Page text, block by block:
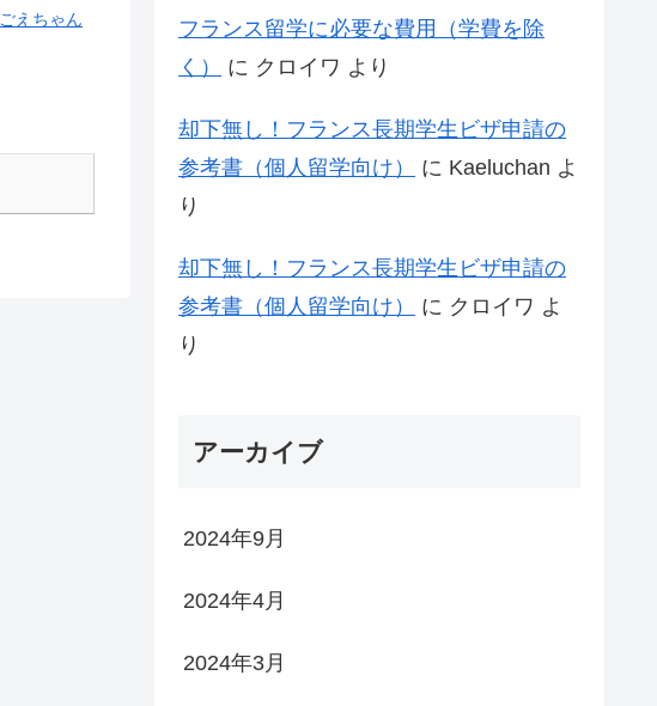
ごえちゃん
フランス留学に必要な費用（学費を除
く）
に クロイワ より
却下無し！フランス長期学生ビザ申請の
参考書（個人留学向け）
に Kaeluchan よ
り
却下無し！フランス長期学生ビザ申請の
参考書（個人留学向け）
に クロイワ よ
り
アーカイブ
2024年9月
2024年4月
2024年3月